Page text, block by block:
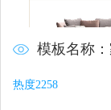
模板名称
热度2258